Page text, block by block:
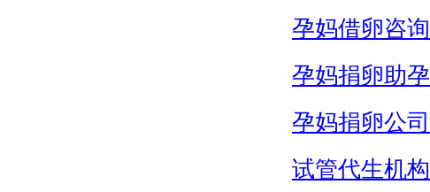
孕妈借卵咨询
孕妈捐卵助孕
孕妈捐卵公司
试管代生机构